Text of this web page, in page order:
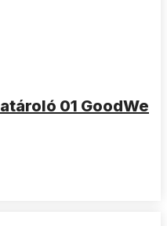
01 GoodWe